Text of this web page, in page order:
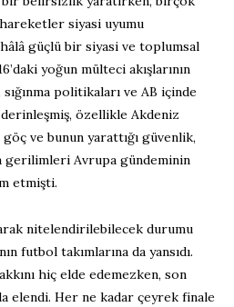
siyasi uyumu
güçlü bir siyasi ve toplumsal
yoğun mülteci akışlarının
politikaları ve AB içinde
derinleşmiş, özellikle Akdeniz
ve bunun yarattığı güvenlik,
Avrupa gündeminin
etmişti.
nitelendirilebilecek durumu
futbol takımlarına da yansıdı.
hiç elde edemezken, son
elendi. Her ne kadar çeyrek finale